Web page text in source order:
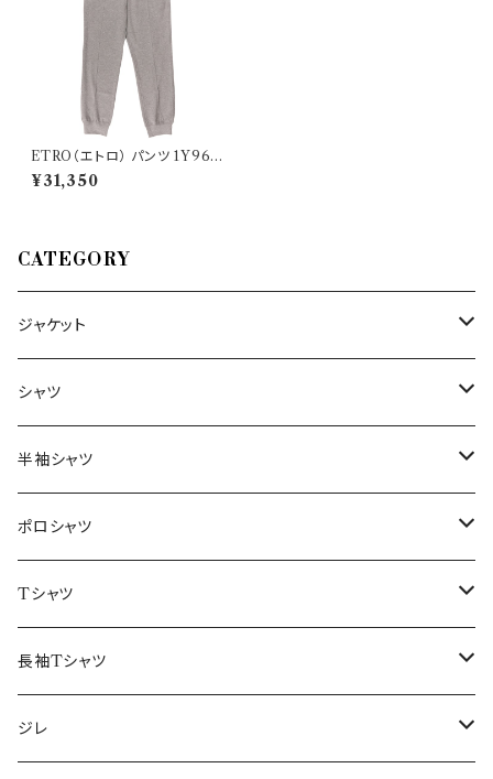
ETRO（エトロ） パンツ 1Y963
26979
¥31,350
CATEGORY
ジャケット
～44/S
46/M
48/L
50/XL～
シャツ
～44/S
46/M
48/L
50/XL～
半袖シャツ
～44/S
46/M
48/L
50/XL～
ポロシャツ
～44/S
46/M
48/L
Tシャツ
～44/S
46/M
長袖Tシャツ
～44/S
ジレ